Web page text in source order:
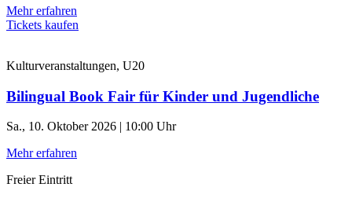
Mehr erfahren
Tickets kaufen
Kulturveranstaltungen, U20
Bilingual Book Fair für Kinder und Jugendliche
Sa., 10. Oktober 2026 | 10:00 Uhr
Mehr erfahren
Freier Eintritt